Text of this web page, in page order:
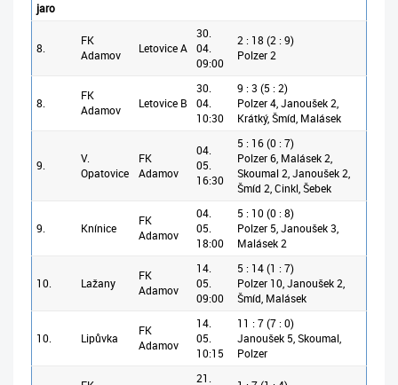
jaro
8.
FK
Adamov
Letovice A
30.
04.
09:00
2 : 18 (2 : 9)
Polzer 2
8.
FK
Adamov
Letovice B
30.
04.
10:30
9 : 3 (5 : 2)
Polzer 4, Janoušek 2,
Krátký, Šmíd, Malásek
9.
V.
Opatovice
FK
Adamov
04.
05.
16:30
5 : 16 (0 : 7)
Polzer 6, Malásek 2,
Skoumal 2, Janoušek 2,
Šmíd 2, Cinkl, Šebek
9. Knínice
FK
Adamov
04.
05.
18:00
5 : 10 (0 : 8)
Polzer 5, Janoušek 3,
Malásek 2
10. Lažany
FK
Adamov
14.
05.
09:00
5 : 14 (1 : 7)
Polzer 10, Janoušek 2,
Šmíd, Malásek
10. Lipůvka
FK
Adamov
14.
05.
10:15
11 : 7 (7 : 0)
Janoušek 5, Skoumal,
Polzer
21.